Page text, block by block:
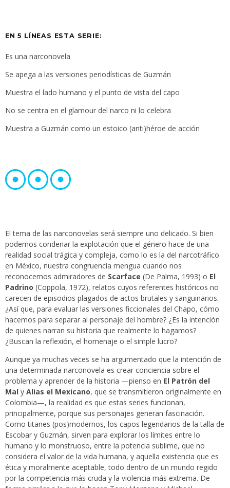
EN 5 LÍNEAS ESTA SERIE:
Es una narconovela
Se apega a las versiones periodísticas de Guzmán
Muestra el lado humano y el punto de vista del capo
No se centra en el glamour del narco ni lo celebra
Muestra a Guzmán como un estoico (anti)héroe de acción
El tema de las narconovelas será siempre uno delicado. Si bien
podemos condenar la explotación que el género hace de una
realidad social trágica y compleja, como lo es la del narcotráfico
en México, nuestra congruencia mengua cuando nos
reconocemos admiradores de Scarface (De Palma, 1993) o El
Padrino (Coppola, 1972), relatos cuyos referentes históricos no
carecen de episodios plagados de actos brutales y sanguinarios.
¿Así que, para evaluar las versiones ficcionales del Chapo, cómo
hacemos para separar al personaje del hombre? ¿Es la intención
de quienes narran su historia que realmente lo hagamos?
¿Buscan la reflexión, el homenaje o el simple lucro?
Aunque ya muchas veces se ha argumentado que la intención de
una determinada narconovela es crear conciencia sobre el
problema y aprender de la historia —pienso en El Patrón del
Mal y Alias el Mexicano, que se transmitieron originalmente en
Colombia—, la realidad es que estas series funcionan,
principalmente, porque sus personajes generan fascinación.
Como titanes (pos)modernos, los capos legendarios de la talla de
Escobar y Guzmán, sirven para explorar los límites entre lo
humano y lo monstruoso, entre la potencia sublime, que no
considera el valor de la vida humana, y aquella existencia que es
ética y moralmente aceptable, todo dentro de un mundo regido
por la competencia más cruda y la violencia más extrema. De